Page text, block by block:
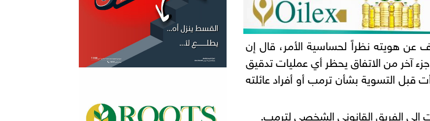
هويته نظراً لحساسية الأمر، قال إن
آخر من الاتفاق يحظر أي عمليات تدقيق
التسوية بشأن ترمب أو أفراد عائلته
إلى الفريق القانوني الشخصي لترمب.